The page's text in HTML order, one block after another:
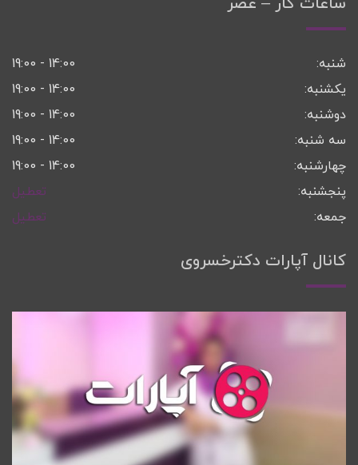
شنبه:
14:00 - 19:00
یکشنبه:
14:00 - 19:00
دوشنبه:
14:00 - 19:00
سه شنبه:
14:00 - 19:00
چهارشنبه:
14:00 - 19:00
پنجشنبه:
تعطیل
جمعه:
تعطیل
کانال آپارات دکترخسروی